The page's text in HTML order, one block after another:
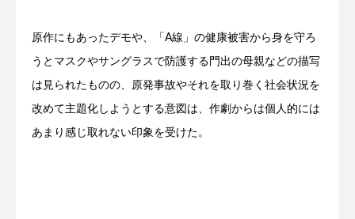
原作にもあったデモや、「A線」の健康被害から身を守ろ
うとマスクやサングラスで防護する門出の母親などの描写
は見られたものの、原発事故やそれを取り巻く社会状況を
改めて主題化しようとする意図は、作劇からは個人的には
あまり感じ取れない印象を受けた。